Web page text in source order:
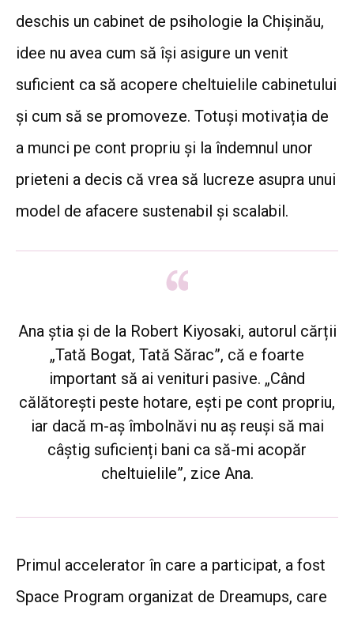
deschis un cabinet de psihologie la Chișinău,
idee nu avea cum să își asigure un venit
suficient ca să acopere cheltuielile cabinetului
și cum să se promoveze. Totuși motivația de
a munci pe cont propriu și la îndemnul unor
prieteni a decis că vrea să lucreze asupra unui
model de afacere sustenabil și scalabil.
Ana știa și de la Robert Kiyosaki, autorul cărții
„Tată Bogat, Tată Sărac”, că e foarte
important să ai venituri pasive. „Când
călătorești peste hotare, ești pe cont propriu,
iar dacă m-aș îmbolnăvi nu aș reuși să mai
câștig suficienți bani ca să-mi acopăr
cheltuielile”, zice Ana.
Primul accelerator în care a participat, a fost
Space Program organizat de Dreamups, care